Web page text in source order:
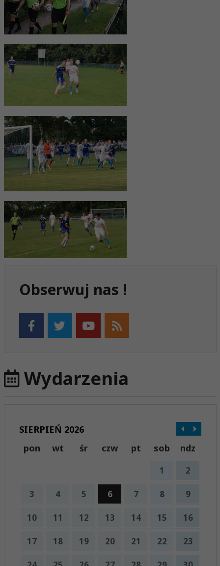
Obserwuj nas !
Wydarzenia
SIERPIEŃ 2026
pon
wt śr czw pt sob ndz
1 2
3 4 5 6 7 8 9
10 11 12 13 14 15 16
17 18 19 20 21 22 23